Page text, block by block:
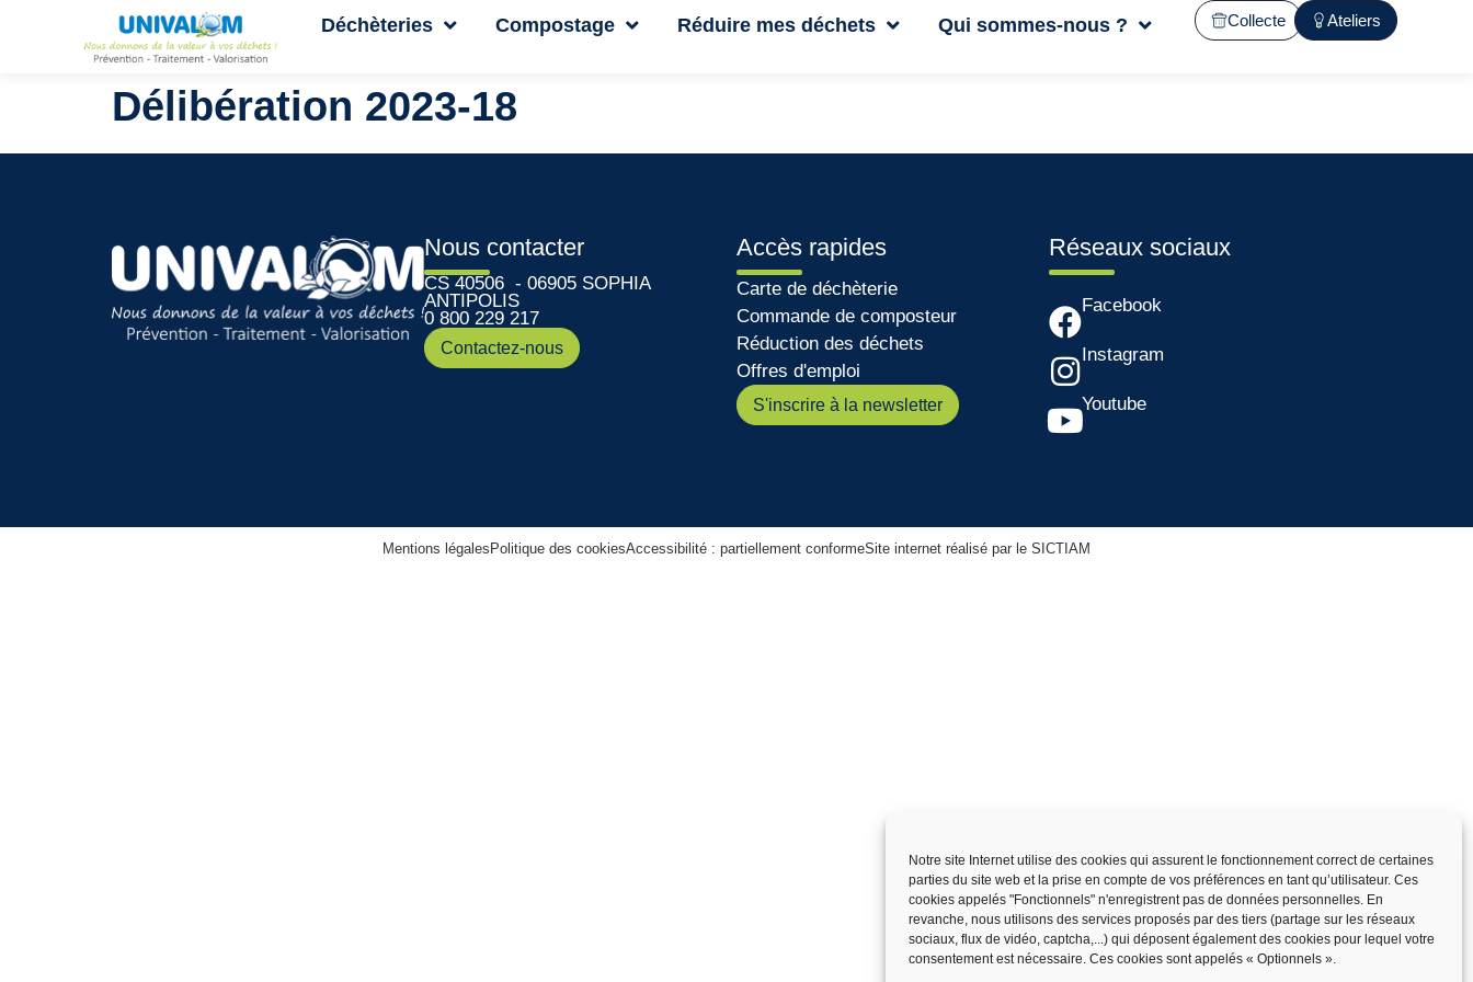
Notre site Internet utilise des cookies qui assurent le fonctionnement correct de certaines
parties du site web et la prise en compte de vos préférences en tant qu’utilisateur. Ces
cookies appelés "Fonctionnels" n'enregistrent pas de données personnelles. En
revanche, nous utilisons des services proposés par des tiers (partage sur les réseaux
sociaux, flux de vidéo, captcha,...) qui déposent également des cookies pour lequel votre
consentement est nécessaire. Ces cookies sont appelés « Optionnels ».
Déchèteries Compostage Réduire mes déchets Qui sommes-nous ? Collecte Ateliers
Délibération 2023-18
Nous contacter
CS 40506 - 06905 SOPHIA
ANTIPOLIS
0 800 229 217
Contactez-nous
Accès rapides
Carte de déchèterie
Commande de composteur
Réduction des déchets
Offres d'emploi
S'inscrire à la newsletter
Réseaux sociaux
Facebook
Instagram
Youtube
Mentions légales Politique des cookiesAccessibilité : partiellement conformeSite internet réalisé par le SICTIAM